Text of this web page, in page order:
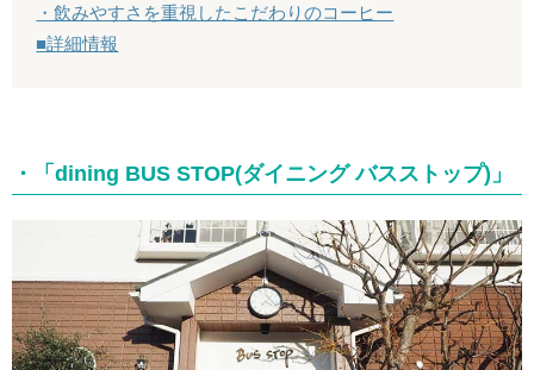
・飲みやすさを重視したこだわりのコーヒー
■詳細情報
・「dining BUS STOP(ダイニング バスストップ)」